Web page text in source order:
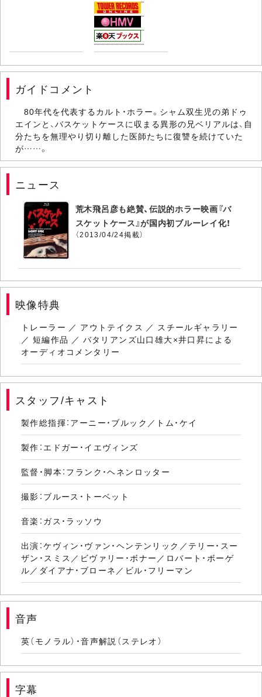
ガイドコメント
80年代を代表するカルト・ホラー。シャム双生児の弟ドゥ
エインと、バスケットケースに収まる異形の兄ベリアルは、自
分たちを無理やり切り離した医師たちに復讐を続けていた
が……。
ニュース
荒木飛呂彦も絶賛、伝説的ホラー映画『バ
スケットケース』が国内初ブルーレイ化！
（2013/04/24掲載）
映像特典
トレーラー ／ アウトテイクス ／ スチールギャラリー
／ 短編作品 ／ バタリアンズ山口雄大×井口昇による
オーディオコメンタリー
スタッフ/キャスト
製作総指揮：アーニー・ブルック／トム・ケイ
製作：エドガー・イエヴィンズ
監督・脚本：フランク・ヘネンロッター
撮影：ブルース・トーベット
音楽：ガス・ラッソウ
出演：ケヴィン・ヴァン・ヘンテンリック／テリー・スー
ザン・スミス／ビヴァリー・ボナー／ロバート・ボーゲ
ル／ダイアナ・ブローネ／ビル・フリーマン
音声
英（モノラル）・音声解説（ステレオ）
字幕